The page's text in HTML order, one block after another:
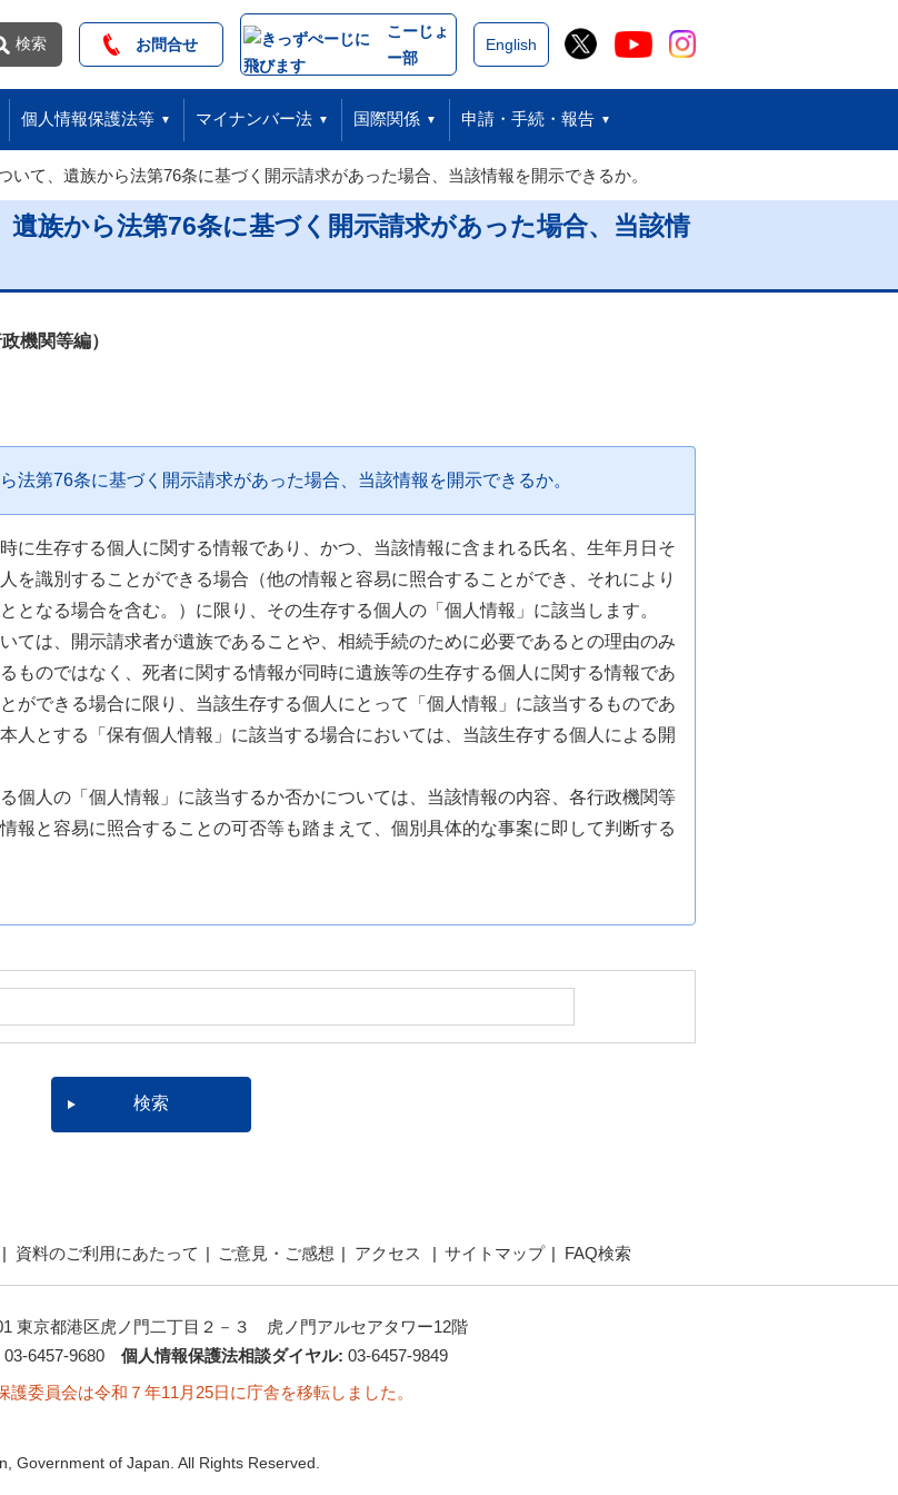
閉じる
検索 お問合せ
こーじょ
ー部
English
個人情報保護法等 マイナンバー法 国際関係 申請・手続・報告
いて、遺族から法第76条に基づく開示請求があった場合、当該情報を開示できるか。
族から法第76条に基づく開示請求があった場合、当該情
機関等編）
法第76条に基づく開示請求があった場合、当該情報を開示できるか。
に生存する個人に関する情報であり、かつ、当該情報に含まれる氏名、生年月日そ
を識別することができる場合（他の情報と容易に照合することができ、それにより
となる場合を含む。）に限り、その生存する個人の「個人情報」に該当します。
ては、開示請求者が遺族であることや、相続手続のために必要であるとの理由のみ
ものではなく、死者に関する情報が同時に遺族等の生存する個人に関する情報であ
ができる場合に限り、当該生存する個人にとって「個人情報」に該当するものであ
人とする「保有個人情報」に該当する場合においては、当該生存する個人による開
個人の「個人情報」に該当するか否かについては、当該情報の内容、各行政機関等
報と容易に照合することの可否等も踏まえて、個別具体的な事案に即して判断する
資料のご利用にあたって ご意見・ご感想 アクセス サイトマップ FAQ検索
東京都港区虎ノ門二丁目２－３ 虎ノ門アルセアタワー12階
03-6457-9680 個人情報保護法相談ダイヤル: 03-6457-9849
護委員会は令和７年11月25日に庁舎を移転しました。
Government of Japan. All Rights Reserved.